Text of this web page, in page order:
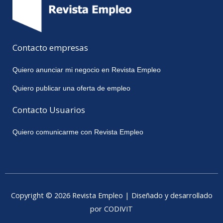
Contacto empresas
Quiero anunciar mi negocio en Revista Empleo
Quiero publicar una oferta de empleo
Contacto Usuarios
Quiero comunicarme con Revista Empleo
Copyright © 2026 Revista Empleo | Diseñado y desarrollado
por CODIVIT